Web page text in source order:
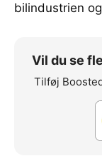
bilindustrien
Vil du se
Tilføj